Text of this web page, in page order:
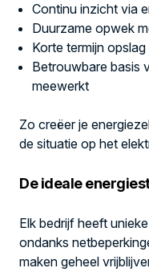
Continu inzicht via
Duurzame opwek
Korte termijn
Betrouwbare basis
meewerkt
Zo creëer je
de situatie op het
De ideale
Elk bedrijf heeft
ondanks
maken geheel